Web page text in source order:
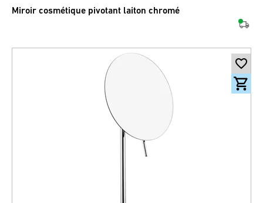
Miroir cosmétique pivotant laiton chromé